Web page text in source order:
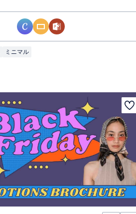
ミニマル